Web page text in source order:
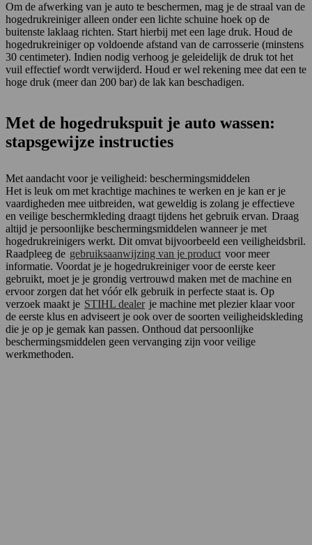
Om de afwerking van je auto te beschermen, mag je de straal van de
hogedrukreiniger alleen onder een lichte schuine hoek op de
buitenste laklaag richten. Start hierbij met een lage druk. Houd de
hogedrukreiniger op voldoende afstand van de carrosserie (minstens
30 centimeter). Indien nodig verhoog je geleidelijk de druk tot het
vuil effectief wordt verwijderd. Houd er wel rekening mee dat een te
hoge druk (meer dan 200 bar) de lak kan beschadigen.
Met de hogedrukspuit je auto wassen:
stapsgewijze instructies
Met aandacht voor je veiligheid: beschermingsmiddelen
Het is leuk om met krachtige machines te werken en je kan er je
vaardigheden mee uitbreiden, wat geweldig is zolang je effectieve
en veilige beschermkleding draagt tijdens het gebruik ervan. Draag
altijd je persoonlijke beschermingsmiddelen wanneer je met
hogedrukreinigers werkt. Dit omvat bijvoorbeeld een veiligheidsbril.
Raadpleeg de gebruiksaanwijzing van je product voor meer
informatie. Voordat je je hogedrukreiniger voor de eerste keer
gebruikt, moet je je grondig vertrouwd maken met de machine en
ervoor zorgen dat het vóór elk gebruik in perfecte staat is. Op
verzoek maakt je STIHL dealer je machine met plezier klaar voor
de eerste klus en adviseert je ook over de soorten veiligheidskleding
die je op je gemak kan passen. Onthoud dat persoonlijke
beschermingsmiddelen geen vervanging zijn voor veilige
werkmethoden.